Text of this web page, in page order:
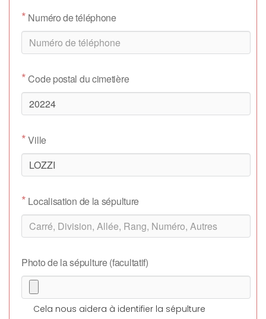
* Numéro de téléphone
*Code postal du cimetière
*Ville
* Localisation de la sépulture
Photo de la sépulture (facultatif)
Cela nous aidera à identifier la sépulture